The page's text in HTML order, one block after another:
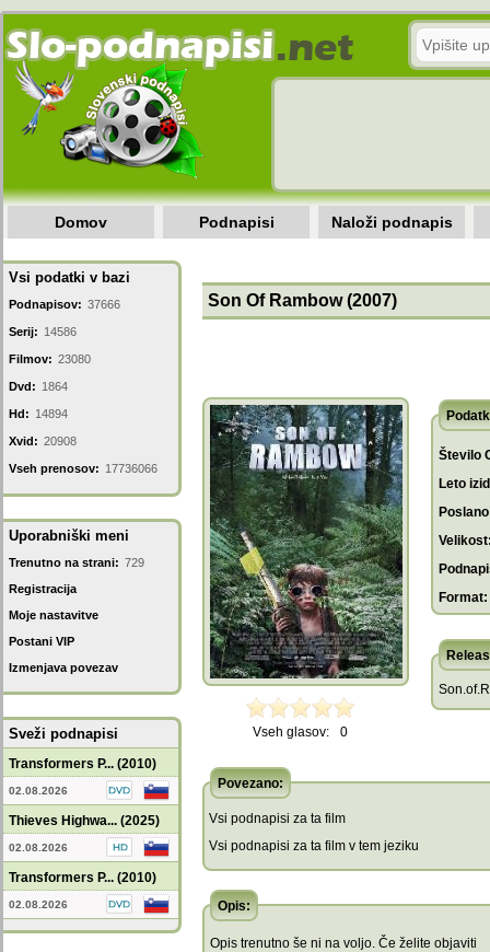
Domov Podnapisi Naloži podnapis
Vsi podatki v bazi
Podnapisov: 37666
Serij: 14586
Filmov: 23080
Dvd: 1864
Hd: 14894
Xvid: 20908
Vseh prenosov: 17736066
Uporabniški meni
Trenutno na strani: 729
Registracija
Moje nastavitve
Postani VIP
Izmenjava povezav
Sveži podnapisi
Transformers P... (2010)
02.08.2026
Thieves Highwa... (2025)
02.08.2026
Transformers P... (2010)
02.08.2026
Son Of Rambow (2007)
Vseh glasov: 0
Število
Leto
Format:
Povezano:
Vsi podnapisi za ta film
Vsi podnapisi za ta film v tem jeziku
Opis:
Opis trenutno še ni na voljo. Če želite objaviti